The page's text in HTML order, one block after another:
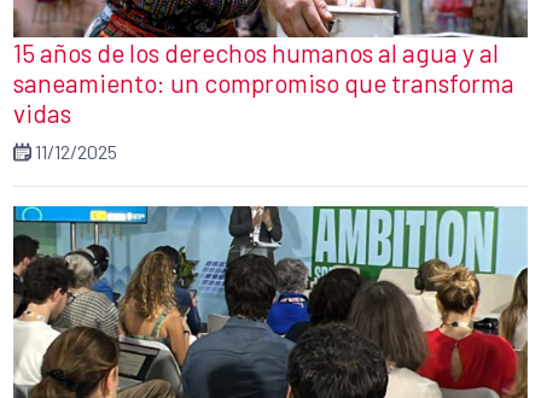
15 años de los derechos humanos al agua y al
saneamiento: un compromiso que transforma
vidas
11/12/2025